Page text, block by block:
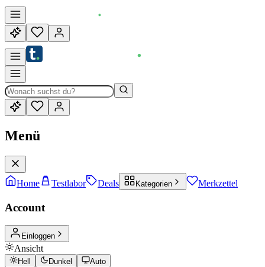
Menü
Home Testlabor Deals Kategorien Merkzettel
Account
Einloggen
Ansicht
Hell Dunkel Auto